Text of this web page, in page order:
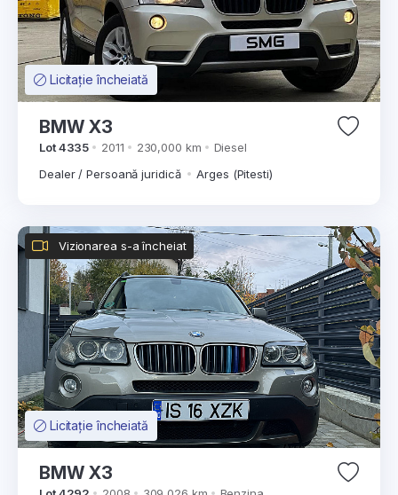
Licitație încheiată
BMW X3
Lot 4335 2011 230,000 km
Diesel
Dealer / Persoană juridică
Arges (Pitesti)
Licitație încheiată
Vizionarea s-a încheiat
BMW X3